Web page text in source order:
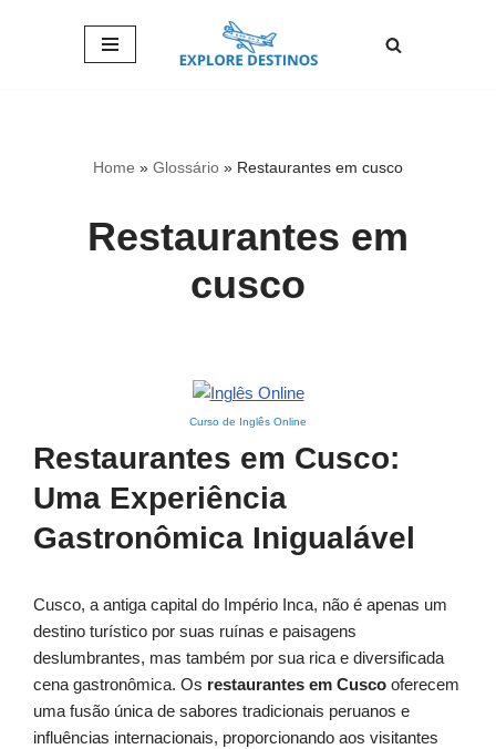
Home » Glossário » Restaurantes em cusco
Restaurantes em
cusco
Curso de Inglês Online
Restaurantes em Cusco:
Uma Experiência
Gastronômica Inigualável
Cusco, a antiga capital do Império Inca, não é apenas um
destino turístico por suas ruínas e paisagens
deslumbrantes, mas também por sua rica e diversificada
cena gastronômica. Os restaurantes em Cusco oferecem
uma fusão única de sabores tradicionais peruanos e
influências internacionais, proporcionando aos visitantes